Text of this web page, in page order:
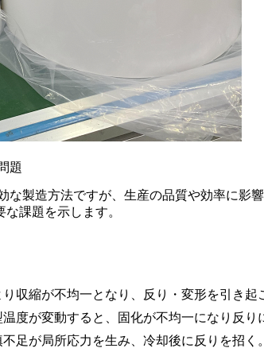
題
な製造方法ですが、生産の品質や効率に
課題を示します。
収縮が不均一となり、反り・変形を引き起
度が変動すると、固化が不均一になり反り
足が局所応力を生み、冷却後に反りを招く。